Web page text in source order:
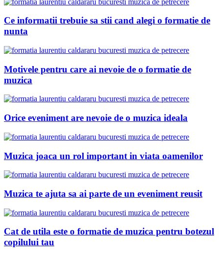
Ce informatii trebuie sa stii cand alegi o formatie de
nunta
Motivele pentru care ai nevoie de o formatie de
muzica
Orice eveniment are nevoie de o muzica ideala
Muzica joaca un rol important in viata oamenilor
Muzica te ajuta sa ai parte de un eveniment reusit
Cat de utila este o formatie de muzica pentru botezul
copilului tau